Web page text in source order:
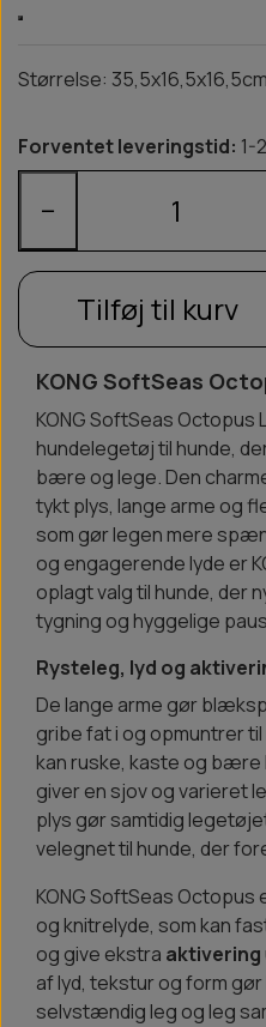
Størrelse: 35,5x16,5x16,5cm
Forventet leveringstid: 1-
−
Tilføj til kurv
KONG SoftSeas
KONG SoftSeas Octopus
hundelegetøj til hunde,
bære og lege. Den
tykt plys, lange arme og
som gør legen mere
og engagerende lyde er
oplagt valg til hunde, der
tygning og hyggelige
Rysteleg, lyd og
De lange arme gør
gribe fat i og opmuntrer
kan ruske, kaste og
giver en sjov og varieret
plys gør samtidig
velegnet til hunde, der
KONG SoftSeas
og knitrelyde, som kan
og give ekstra aktivering
af lyd, tekstur og form
selvstændig leg og leg